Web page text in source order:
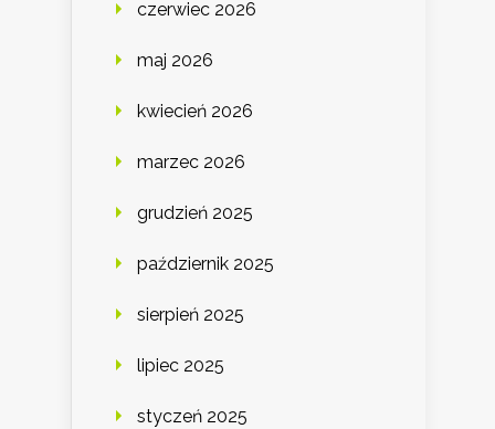
czerwiec 2026
maj 2026
kwiecień 2026
marzec 2026
grudzień 2025
październik 2025
sierpień 2025
lipiec 2025
styczeń 2025